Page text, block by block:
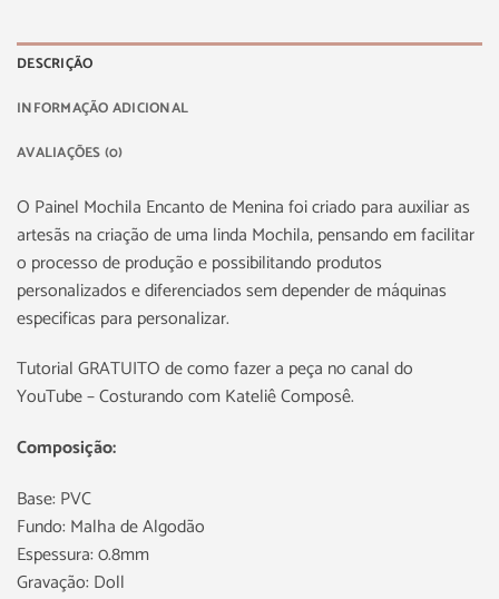
DESCRIÇÃO
INFORMAÇÃO ADICIONAL
AVALIAÇÕES (0)
O Painel Mochila Encanto de Menina foi criado para auxiliar as
artesãs na criação de uma linda Mochila, pensando em facilitar
o processo de produção e possibilitando produtos
personalizados e diferenciados sem depender de máquinas
especificas para personalizar.
Tutorial GRATUITO de como fazer a peça no canal do
YouTube – Costurando com Kateliê Composê.
Composição:
Base: PVC
Fundo: Malha de Algodão
Espessura: 0.8mm
Gravação: Doll